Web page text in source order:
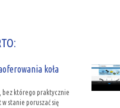
koła
bez którego praktycznie
stanie poruszać się